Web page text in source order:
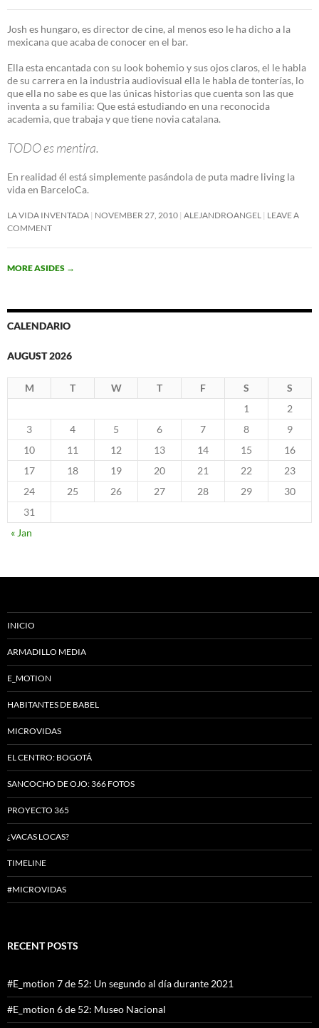
Josh es hungaro, es director de cine, al menos eso le ha dicho a la
mexicana que acaba de conocer en el bar.
Ella esta encantada con su look bohemio y sus ojos claros, el le habla
de su carrera en la industria audiovisual ella le habla de tonterías, lo
que ella no sabe es que las únicas historias que cuenta son las que
inventa a su familia: Que está estudiando en una reconocida
academia, que trabaja y que tiene novia catalana.
TODO es mentira.
En realidad él está simplemente pasándola de puta madre living la
vida en BarceloCa.
LA VIDA INVENTADA NOVEMBER 27, 2010 ALEJANDROANGEL
LEAVE A
COMMENT
MORE ASIDES →
CALENDARIO
AUGUST 2026
M T W T F S
S
1
2
3
4 5 6 7 8
9
10
11 12 13 14 15
16
17
18 19 20 21 22
23
24
25 26 27 28 29
30
31
« Jan
INICIO
ARMADILLO MEDIA
E_MOTION
HABITANTES DE BABEL
MICROVIDAS
EL CENTRO: BOGOTÁ
SANCOCHO DE OJO: 366 FOTOS
PROYECTO 365
¿VACAS LOCAS?
TIMELINE
#MICROVIDAS
RECENT POSTS
#E_motion 7 de 52: Un segundo al día durante 2021
#E_motion 6 de 52: Museo Nacional